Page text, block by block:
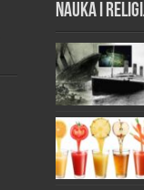
Nauka i